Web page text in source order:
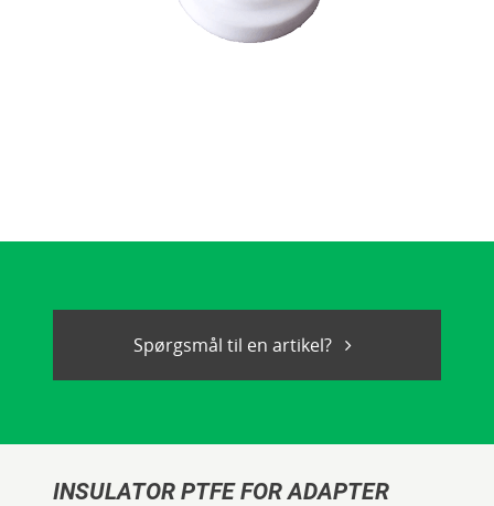
INSULATOR PTFE FOR ADAPTER
Spørgsmål til en artikel?